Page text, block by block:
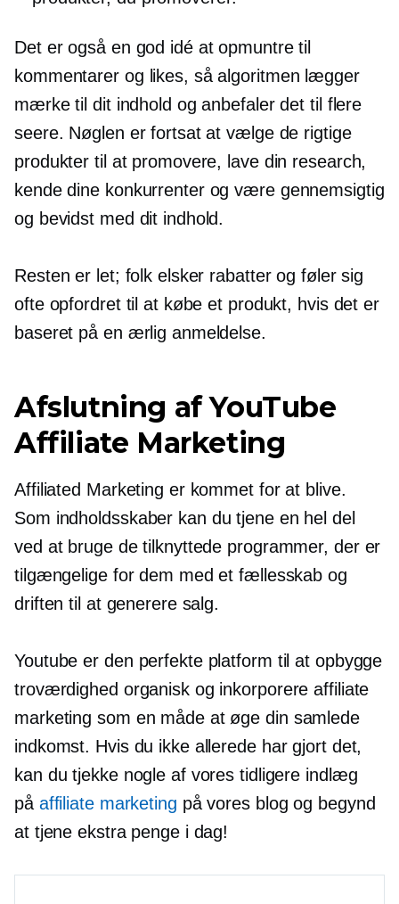
Det er også en god idé at opmuntre til
kommentarer og likes, så algoritmen lægger
mærke til dit indhold og anbefaler det til flere
seere. Nøglen er fortsat at vælge de rigtige
produkter til at promovere, lave din research,
kende dine konkurrenter og være gennemsigtig
og bevidst med dit indhold.
Resten er let; folk elsker rabatter og føler sig
ofte opfordret til at købe et produkt, hvis det er
baseret på en ærlig anmeldelse.
Afslutning af YouTube
Affiliate Marketing
Affiliated Marketing er kommet for at blive.
Som indholdsskaber kan du tjene en hel del
ved at bruge de tilknyttede programmer, der er
tilgængelige for dem med et fællesskab og
driften til at generere salg.
Youtube er den perfekte platform til at opbygge
troværdighed organisk og inkorporere affiliate
marketing som en måde at øge din samlede
indkomst. Hvis du ikke allerede har gjort det,
kan du tjekke nogle af vores tidligere indlæg
på affiliate marketing på vores blog og begynd
at tjene ekstra penge i dag!